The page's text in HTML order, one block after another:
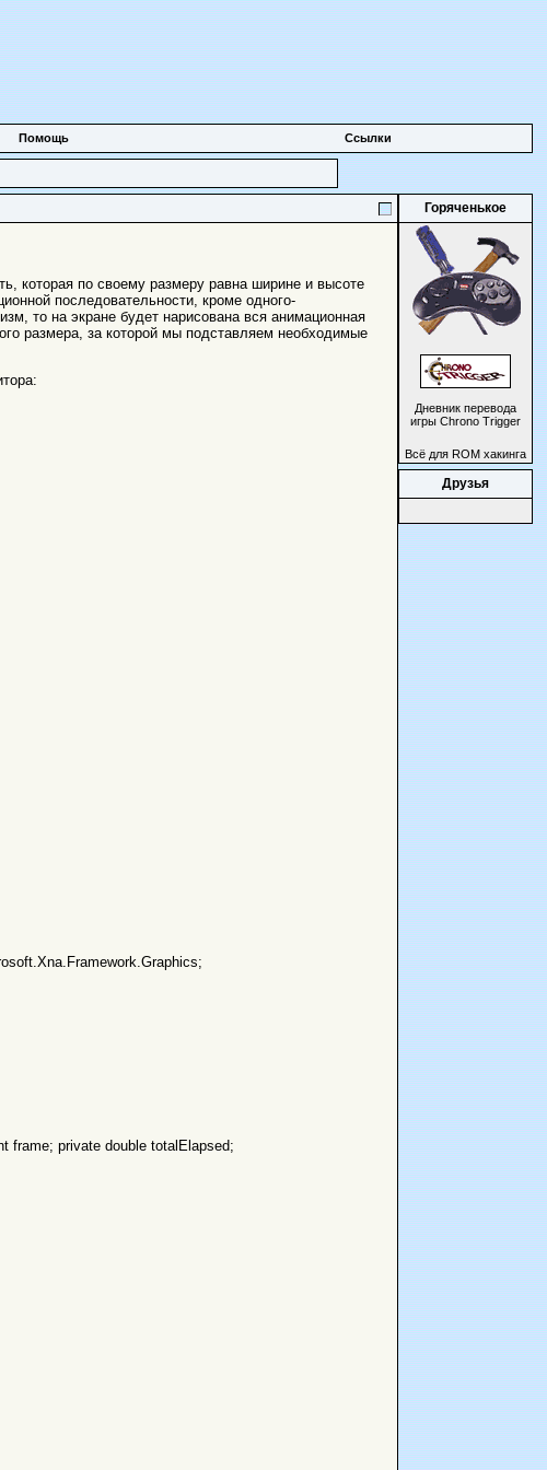
Помощь Ссылки
которая по своему размеру равна ширине и высоте
последовательности, кроме одного-
то на экране будет нарисована вся анимационная
размера, за которой мы подставляем необходимые
frame; private double totalElapsed;
Горяченькое
Дневник перевода
игры Chrono Trigger
Всё для ROM хакинга
Друзья